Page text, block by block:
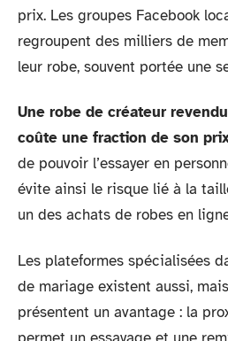
prix. Les groupes Facebook
regroupent des milliers de
leur robe, souvent portée une
Une robe de créateur
coûte une fraction de son
de pouvoir l’essayer en
évite ainsi le risque lié à la
un des achats de robes en
Les plateformes spécialisées
de mariage existent aussi,
présentent un avantage : la